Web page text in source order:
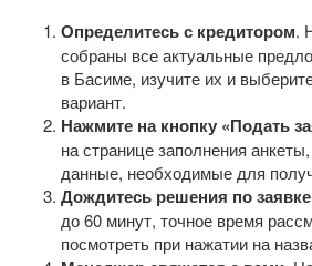
Определитесь с кредитором.
собраны все актуальные
в Басиме, изучите их и
вариант.
Нажмите на кнопку «Подать
на странице заполнения
данные, необходимые для
Дождитесь решения по заявке
до 60 минут, точное время
посмотреть при нажатии на